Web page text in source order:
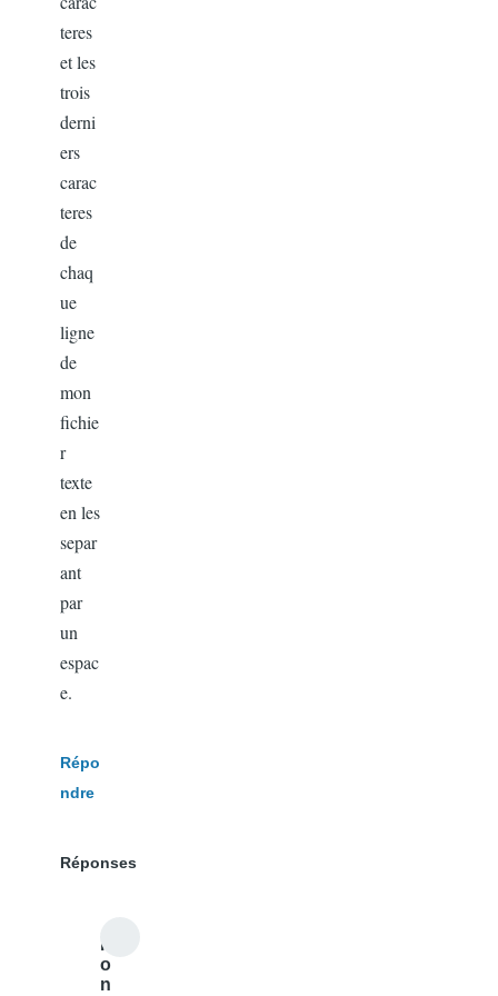
teres
et les
trois
derni
ers
carac
teres
de
chaq
ue
ligne
de
mon
fichie
r
texte
en les
separ
ant
par
un
espac
e.
Répo
ndre
Réponses
r
o
n